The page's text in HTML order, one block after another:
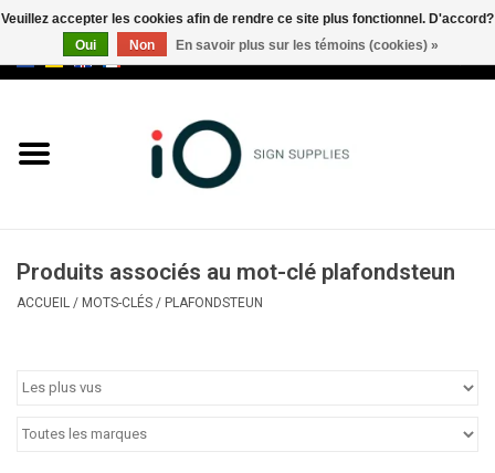
Marques
Appelez-nous au +32 3 353 67
Produits associés au mot-clé plafondsteun
ACCUEIL / MOTS-CLÉS / PLAFONDSTEUN
Veuillez accepter les cookies afin de rendre ce site plus fonctionnel. D'accord?
Oui
Non En savoir plus sur les témoins (cookies) »